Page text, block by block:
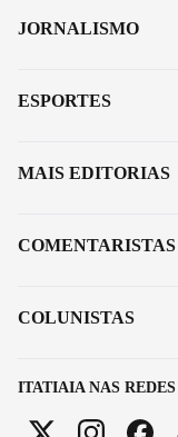
ITATIAIA NAS REDES
JORNALISMO
ESPORTES
MAIS EDITORIAS
COMENTARISTAS
COLUNISTAS